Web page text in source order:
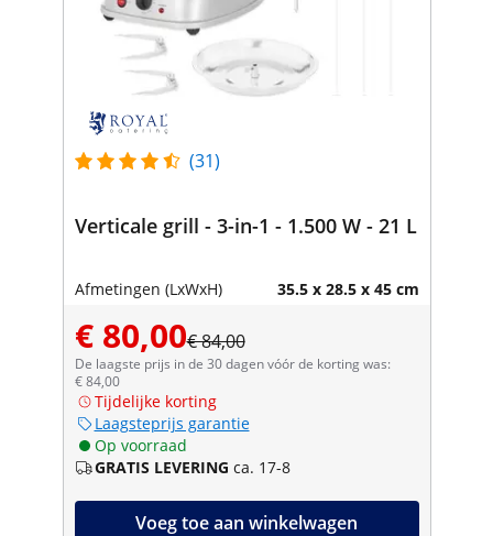
(31)
Verticale grill - 3-in-1 - 1.500 W - 21 L
Afmetingen (LxWxH) 35.5 x 28.5 x 45 cm
€ 80,00€ 84,00
De laagste prijs in de 30 dagen vóór de korting was:
€ 84,00
Tijdelijke korting
Laagsteprijs garantie
Op voorraad
GRATIS LEVERING ca. 17-8
Voeg toe aan winkelwagen